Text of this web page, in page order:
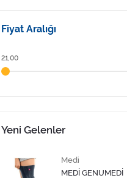
Fiyat Aralığı
21,00
Yeni Gelenler
Medi
MEDİ GENUMEDİ